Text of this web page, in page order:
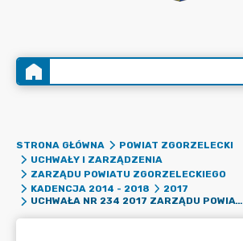
STRONA GŁÓWNA
POWIAT ZGORZELECKI
UCHWAŁY I ZARZĄDZENIA
ZARZĄDU POWIATU ZGORZELECKIEGO
KADENCJA 2014 - 2018
2017
UCHWAŁA NR 234 2017 ZARZĄDU POWIATU ZGORZELECKIEGO Z DNIA 20 MARCA 2017 R. W SPRAWIE ODMOWY UMORZENIA WIERZYTELNOŚCI W WYSOKOŚCI 1.500,00 ZŁ PRZYSŁUGUJĄCEJ POWIATOWI ZGORZELECKIEMU OD ... ZAM. PRZY UL. ... Z TYTUŁU HOLOWANIA I PRZECHOWYWANIA POJAZDU.